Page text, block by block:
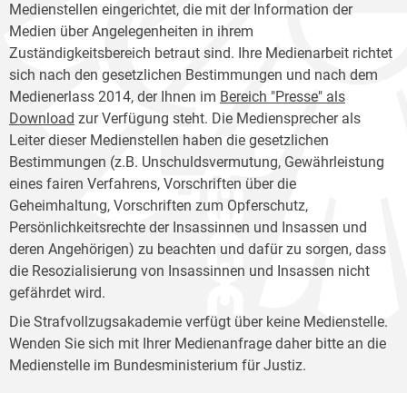
Medienstellen eingerichtet, die mit der Information der
Medien über Angelegenheiten in ihrem
Zuständigkeitsbereich betraut sind. Ihre Medienarbeit richtet
sich nach den gesetzlichen Bestimmungen und nach dem
Medienerlass 2014, der Ihnen im Bereich "Presse" als
Download zur Verfügung steht. Die Mediensprecher als
Leiter dieser Medienstellen haben die gesetzlichen
Bestimmungen (z.B. Unschuldsvermutung, Gewährleistung
eines fairen Verfahrens, Vorschriften über die
Geheimhaltung, Vorschriften zum Opferschutz,
Persönlichkeitsrechte der Insassinnen und Insassen und
deren Angehörigen) zu beachten und dafür zu sorgen, dass
die Resozialisierung von Insassinnen und Insassen nicht
gefährdet wird.
Die Strafvollzugsakademie verfügt über keine Medienstelle.
Wenden Sie sich mit Ihrer Medienanfrage daher bitte an die
Medienstelle im Bundesministerium für Justiz.